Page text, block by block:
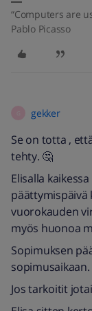
“Computers are
Pablo Picasso
gekker
Se on totta ,
tehty. 🤔
Elisalla
päättymispäivä
vuorokauden
myös huonoa
Sopimuksen
Jos tarkoitit